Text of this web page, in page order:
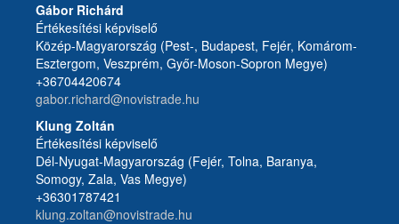
Gábor Richárd
Értékesítési képviselő
Közép-Magyarország (Pest-, Budapest, Fejér, Komárom-
Esztergom, Veszprém, Győr-Moson-Sopron Megye)
+36704420674
gabor.richard@novistrade.hu
Klung Zoltán
Értékesítési képviselő
Dél-Nyugat-Magyarország (Fejér, Tolna, Baranya,
Somogy, Zala, Vas Megye)
+36301787421
klung.zoltan@novistrade.hu